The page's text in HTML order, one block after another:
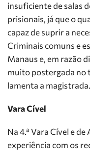
insuficiente de salas
prisionais, já que o
capaz de suprir a
Criminais comuns e
Manaus e, em razão
muito postergada no
lamenta a magistrada.
Vara Cível
Na 4.ª Vara Cível e
experiência com os